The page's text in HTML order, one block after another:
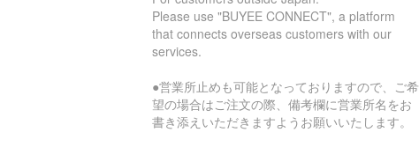
Please use "BUYEE CONNECT", a platform
that connects overseas customers with our
services.
●営業所止めも可能となっておりますので、ご希
望の場合はご注文の際、備考欄に営業所名をお
書き添えいただきますようお願いいたします。